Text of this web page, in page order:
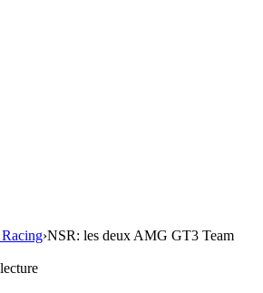
›NSR: les deux AMG GT3 Team